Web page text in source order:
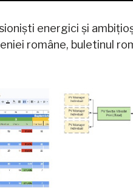
energici și
române, buletinul